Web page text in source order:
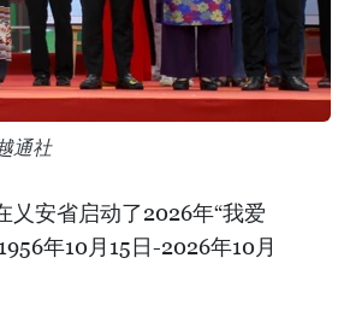
通社
安省启动了2026年“我爱
年10月15日-2026年10月